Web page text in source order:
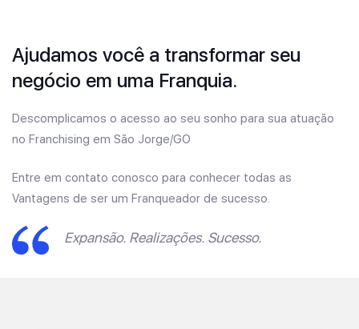
Ajudamos você a transformar seu
negócio em uma Franquia.
Descomplicamos o acesso ao seu sonho para sua atuação
no Franchising em São Jorge/GO
Entre em contato conosco para conhecer todas as
Vantagens de ser um Franqueador de sucesso.
Expansão. Realizações. Sucesso.